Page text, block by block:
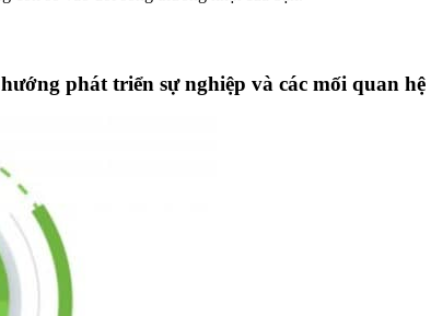
phát triển sự nghiệp và các mối quan hệ